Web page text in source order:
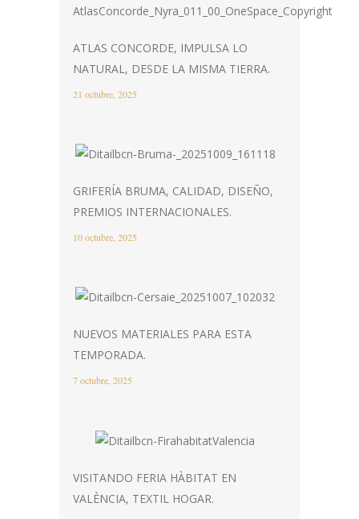
ATLAS CONCORDE, IMPULSA LO
NATURAL, DESDE LA MISMA TIERRA.
21 octubre, 2025
GRIFERÍA BRUMA, CALIDAD, DISEÑO,
PREMIOS INTERNACIONALES.
10 octubre, 2025
NUEVOS MATERIALES PARA ESTA
TEMPORADA.
7 octubre, 2025
VISITANDO FERIA HÀBITAT EN
VALÈNCIA, TEXTIL HOGAR.